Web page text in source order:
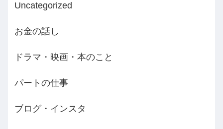
Uncategorized
お金の話し
ドラマ・映画・本のこと
パートの仕事
ブログ・インスタ